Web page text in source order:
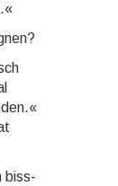
biss­